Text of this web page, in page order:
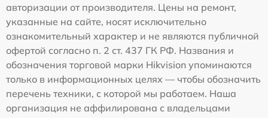
авторизации от производителя. Цены на ремонт,
указанные на сайте, носят исключительно
ознакомительный характер и не являются публичной
офертой согласно п. 2 ст. 437 ГК РФ. Названия и
обозначения торговой марки Hikvision упоминаются
только в информационных целях — чтобы обозначить
перечень техники, с которой мы работаем. Наша
организация не аффилирована с владельцами